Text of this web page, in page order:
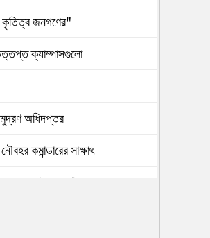
জনগণের"
ক্যাম্পাসগুলো
অধিদপ্তর
কমান্ডারের সাক্ষাৎ
সঙ্কটে ব্যাংকটি